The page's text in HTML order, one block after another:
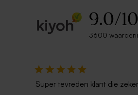
9.0/10
3600
Super tevreden klant die